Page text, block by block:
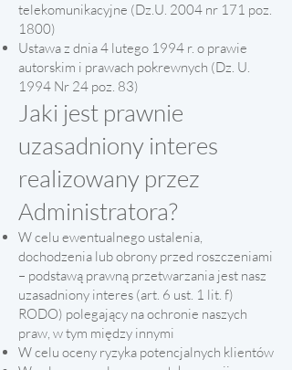
telekomunikacyjne (Dz.U. 2004 nr 171 poz.
1800)
Ustawa z dnia 4 lutego 1994 r. o prawie
autorskim i prawach pokrewnych (Dz. U.
1994 Nr 24 poz. 83)
Jaki jest prawnie
uzasadniony interes
realizowany przez
Administratora?
W celu ewentualnego ustalenia,
dochodzenia lub obrony przed roszczeniami
– podstawą prawną przetwarzania jest nasz
uzasadniony interes (art. 6 ust. 1 lit. f)
RODO) polegający na ochronie naszych
praw, w tym między innymi
W celu oceny ryzyka potencjalnych klientów